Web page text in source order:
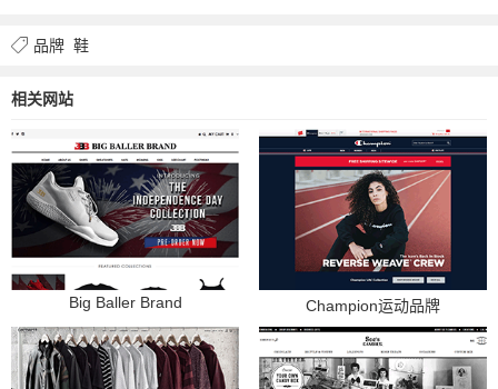
品牌 鞋
相关网站
Big Baller Brand Champion运动品牌